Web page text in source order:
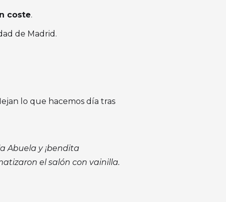
coste.
de Madrid.
lo que hacemos día tras
Abuela y ¡bendita
el salón con vainilla.